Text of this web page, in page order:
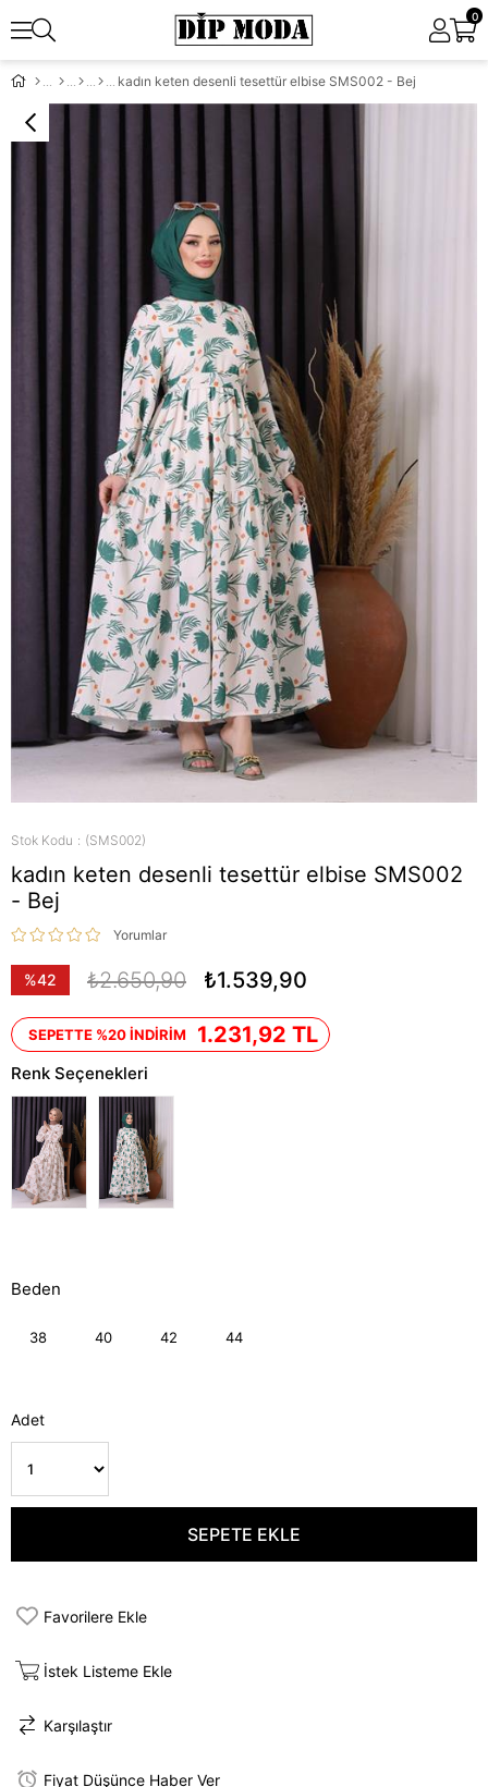
0
kadın keten desenli tesettür elbise SMS002 - Bej
Stok Kodu (SMS002)
kadın keten desenli tesettür elbise SMS002
- Bej
Yorumlar
%42
₺2.650,90 ₺1.539,90
SEPETTE %20 İNDİRİM 1.231,92 TL
Renk Seçenekleri
Beden
38 40 42 44
Adet
Favorilere Ekle
İstek Listeme Ekle
Karşılaştır
Fiyat Düşünce Haber Ver